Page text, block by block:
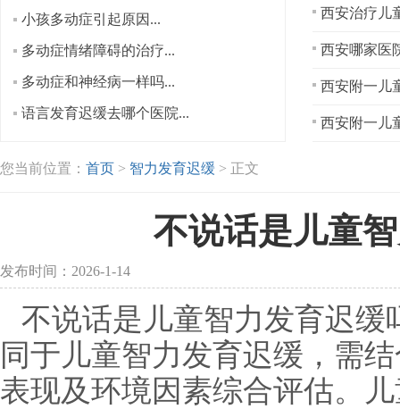
小孩多动症引起原因...
多动症情绪障碍的治疗...
多动症和神经病一样吗...
语言发育迟缓去哪个医院...
西安治疗儿
西安附一儿
西安附一儿
您当前位置： 首页 > 智力发育迟缓 > 正文
不说话是儿童
发布时间：2026-1-14
不说话是儿童智力发育迟
同于儿童智力发育迟缓，需
表现及环境因素综合评估。